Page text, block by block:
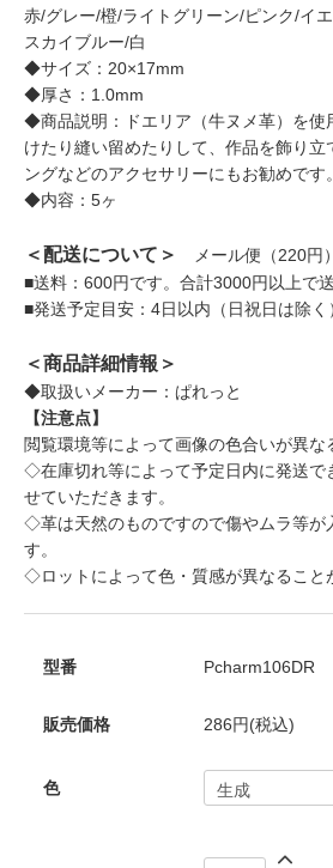
赤/グレー/橙/ライトグリーン/ピンク/イ
スカイブルー/白
◆サイズ：20×17mm
◆厚さ：1.0mm
◆商品説明：ドエリア（牛ヌメ革）を使
けたり縫い留めたりして、作品を飾り立
ングなどのアクセサリーにもお勧めです。
◆内容：5ヶ
＜配送について＞
メール便（220円
■送料：600円です。合計3000円以上で
■発送予定目安：4日以内（日祝日は除く
＜商品詳細情報＞
◆取扱いメーカー：ぱれっと
【注意点】
閲覧環境等によって画像の色合いが異な
◇在庫切れ等によって予定日内に発送で
せていただきます。
◇革は天然のものですので傷やムラ等が
す。
◇ロットによって色・質感が異なること
型番 Pcharm106DR
販売価格 286円(税込)
色